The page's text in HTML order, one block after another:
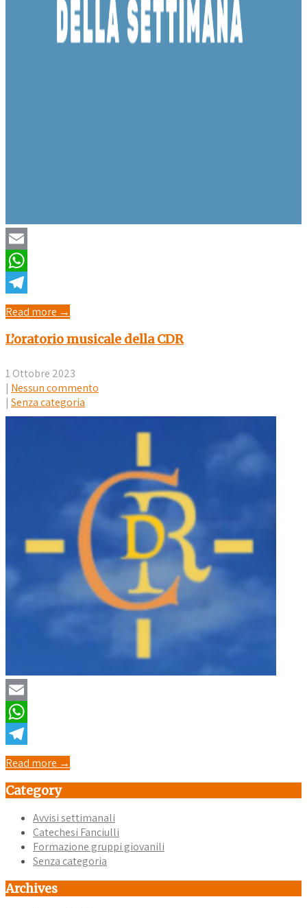
Email
WhatsApp
Telegram
Read more →
L’oratorio musicale della CDR
1 Ottobre 2023
| Nessun commento
| Senza categoria
Email
WhatsApp
Telegram
Read more →
Category
Avvisi settimanali
Catechesi Fanciulli
Formazione gruppi giovanili
Senza categoria
Archives